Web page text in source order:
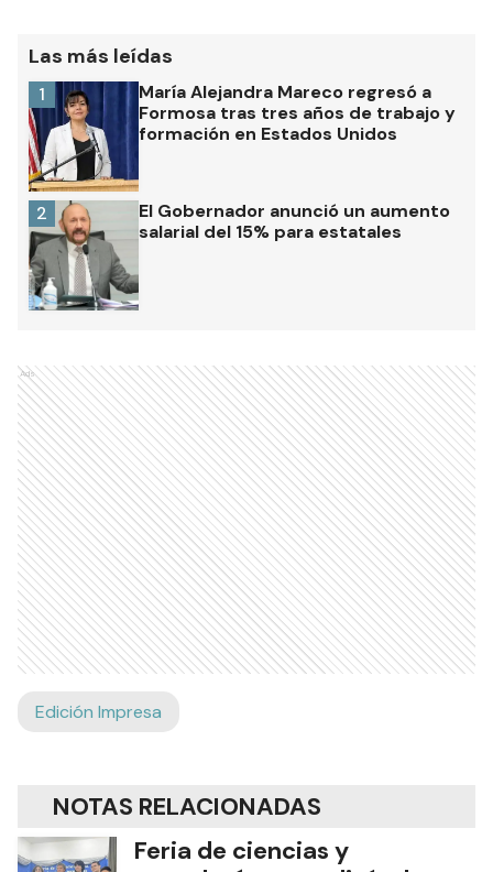
Las más leídas
María Alejandra Mareco regresó a
Formosa tras tres años de trabajo y
formación en Estados Unidos
1
El Gobernador anunció un aumento
salarial del 15% para estatales
2
Ads
Edición Impresa
NOTAS RELACIONADAS
Feria de ciencias y